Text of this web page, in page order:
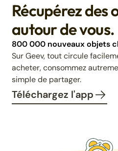
Récupérez des
autour de vous.
800 000 nouveaux objets
Sur Geev, tout circule
acheter, consommez
simple de partager.
Téléchargez l'app